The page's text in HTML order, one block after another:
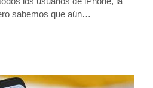
sabemos que aún…